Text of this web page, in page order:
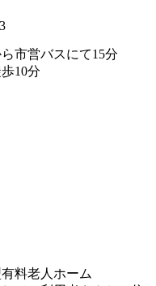
市営バスにて15分
10分
料老人ホーム